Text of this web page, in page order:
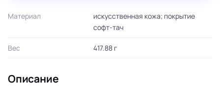
Материал
искусственная кожа; покрытие
софт-тач
Вес 417.88 г
Описание